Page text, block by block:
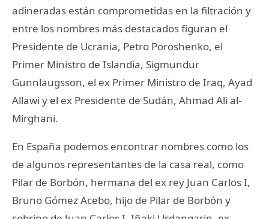
adineradas están comprometidas en la filtración y
entre los nombres más destacados figuran el
Presidente de Ucrania, Petro Poroshenko, el
Primer Ministro de Islandia, Sigmundur
Gunnlaugsson, el ex Primer Ministro de Iraq, Ayad
Allawi y el ex Presidente de Sudán, Ahmad Ali al-
Mirghani.
En España podemos encontrar nombres como los
de algunos representantes de la casa real, como
Pilar de Borbón, hermana del ex rey Juan Carlos I,
Bruno Gómez Acebo, hijo de Pilar de Borbón y